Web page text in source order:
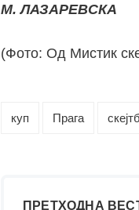
М. ЛАЗАРЕВСКА
(Фото: Од Мистик
куп Прага
ПРЕТХОДНА